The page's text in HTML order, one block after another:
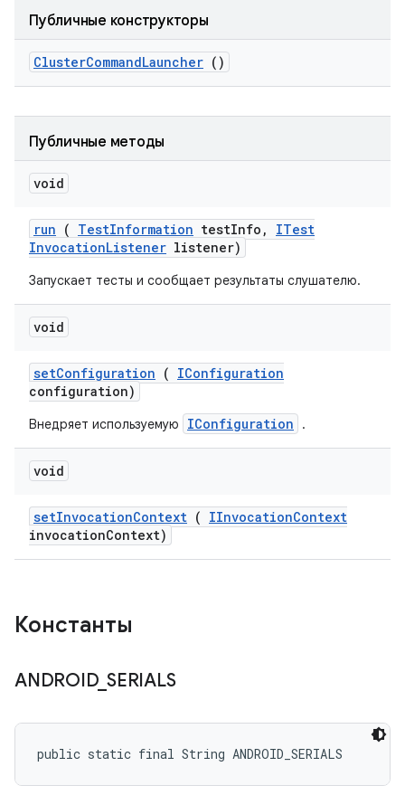
Публичные конструкторы
ClusterCommandLauncher ()
Публичные методы
void
run ( TestInformation testInfo ,
ITest
InvocationListener listener)
Запускает тесты и сообщает результаты слушателю.
void
setConfiguration ( IConfiguration
configuration)
Внедряет используемую IConfiguration .
void
setInvocationContext ( IInvocationContext
invocationContext)
Константы
ANDROID_ SERIALS
public static final String ANDROID_SERIALS